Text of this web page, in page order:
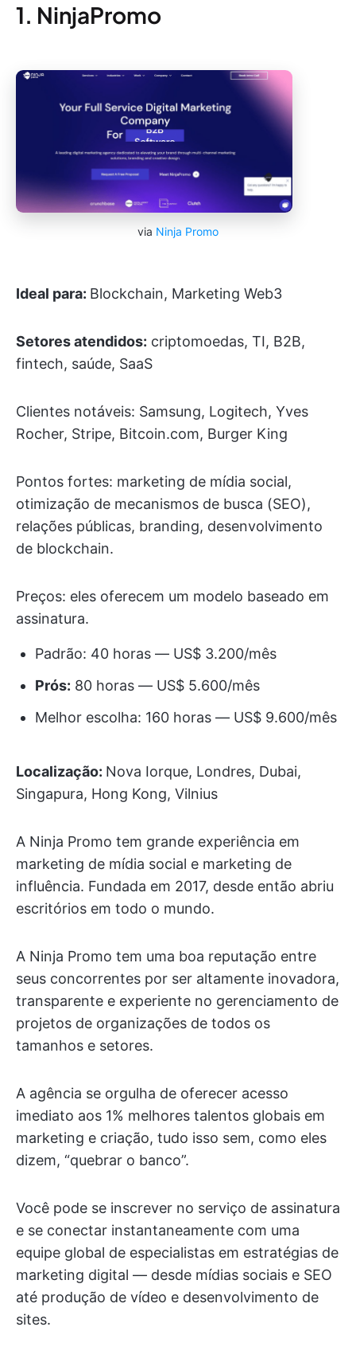
1. NinjaPromo
via Ninja Promo
Ideal para: Blockchain, Marketing Web3
Setores atendidos: criptomoedas, TI, B2B,
fintech, saúde, SaaS
Clientes notáveis: Samsung, Logitech, Yves
Rocher, Stripe, Bitcoin.com, Burger King
Pontos fortes: marketing de mídia social,
otimização de mecanismos de busca (SEO),
relações públicas, branding, desenvolvimento
de blockchain.
Preços: eles oferecem um modelo baseado em
assinatura.
Padrão: 40 horas — US$ 3.200/mês
Prós: 80 horas — US$ 5.600/mês
Melhor escolha: 160 horas — US$ 9.600/mês
Localização: Nova Iorque, Londres, Dubai,
Singapura, Hong Kong, Vilnius
A Ninja Promo tem grande experiência em
marketing de mídia social e marketing de
influência. Fundada em 2017, desde então abriu
escritórios em todo o mundo.
A Ninja Promo tem uma boa reputação entre
seus concorrentes por ser altamente inovadora,
transparente e experiente no gerenciamento de
projetos de organizações de todos os
tamanhos e setores.
A agência se orgulha de oferecer acesso
imediato aos 1% melhores talentos globais em
marketing e criação, tudo isso sem, como eles
dizem, “quebrar o banco”.
Você pode se inscrever no serviço de assinatura
e se conectar instantaneamente com uma
equipe global de especialistas em estratégias de
marketing digital — desde mídias sociais e SEO
até produção de vídeo e desenvolvimento de
sites.